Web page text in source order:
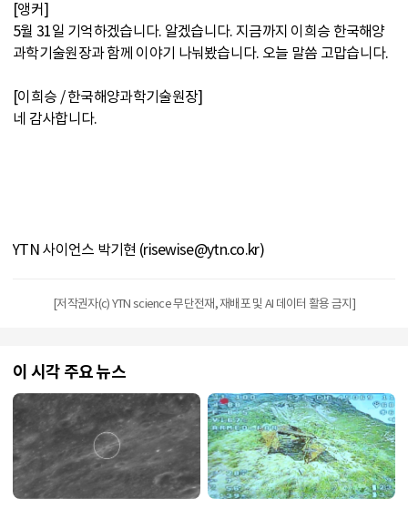
[앵커]
5월 31일 기억하겠습니다. 알겠습니다. 지금까지 이희승 한국해양
과학기술원장과 함께 이야기 나눠봤습니다. 오늘 말씀 고맙습니다.
[이희승 / 한국해양과학기술원장]
네 감사합니다.
YTN 사이언스 박기현 (risewise@ytn.co.kr)
[저작권자(c) YTN science 무단전재, 재배포 및 AI 데이터 활용 금지]
이 시각 주요 뉴스